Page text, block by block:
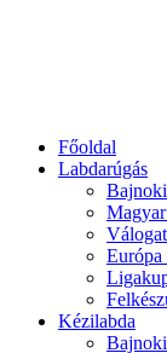
Főoldal
Labdarúgás
Bajnoki
Európa
Kézilabda
Bajnoki